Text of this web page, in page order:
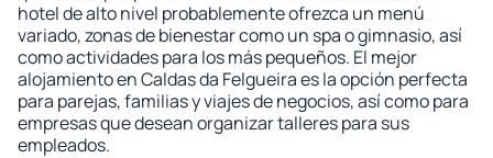
hotel de alto nivel probablemente ofrezca un menú
variado, zonas de bienestar como un spa o gimnasio, así
como actividades para los más pequeños. El mejor
alojamiento en Caldas da Felgueira es la opción perfecta
para parejas, familias y viajes de negocios, así como para
empresas que desean organizar talleres para sus
empleados.